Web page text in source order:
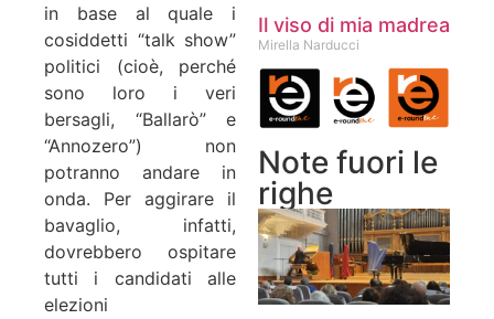
in base al quale i
cosiddetti “talk show”
politici (cioè, perché
sono loro i veri
bersagli, “Ballarò” e
“Annozero”) non
potranno andare in
onda. Per aggirare il
bavaglio, infatti,
dovrebbero ospitare
tutti i candidati alle
elezioni
Il viso di mia madrea
Mirella Narducci
Note fuori le
righe